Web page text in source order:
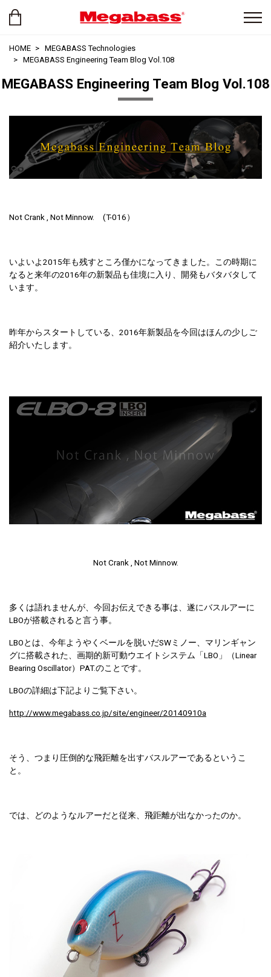
HOME
MEGABASS Technologies
MEGABASS Engineering Team Blog Vol.108
MEGABASS Engineering Team Blog Vol.108
Not Crank , Not Minnow. (T-016）
いよいよ2015年も残すところ僅かになってきました。この時期に
なると来年の2016年の新製品も佳境に入り、開発もバタバタして
います。
昨年からスタートしている、2016年新製品を今回はほんの少しご
紹介いたします。
Not Crank , Not Minnow.
多くは語れませんが、今回お伝えできる事は、遂にバスルアーに
LBOが搭載されると言う事。
LBOとは、今年ようやくベールを脱いだSWミノー、マリンギャン
グに搭載された、画期的新可動ウエイトシステム「LBO」（Linear
Bearing Oscillator）PAT.のことです。
LBOの詳細は下記よりご覧下さい。
http://www.megabass.co.jp/site/engineer/20140910a
そう、つまり圧倒的な飛距離を出すバスルアーであるというこ
と。
では、どのようなルアーだと従来、飛距離が出なかったのか。